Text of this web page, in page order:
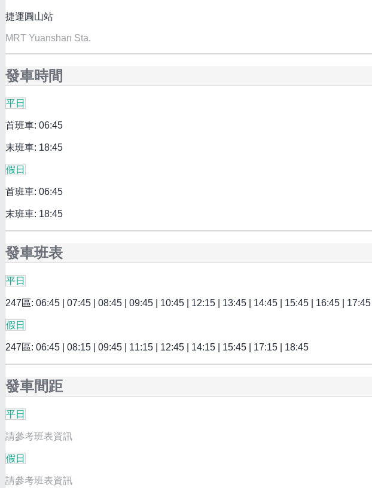
捷運圓山站
MRT Yuanshan Sta.
發車時間
平日
首班車: 06:45
末班車: 18:45
假日
首班車: 06:45
末班車: 18:45
發車班表
平日
247區: 06:45 | 07:45 | 08:45 | 09:45 | 10:45 | 12:15 | 13:45 | 14:45 | 15:45 | 16:45 |
假日
247區: 06:45 | 08:15 | 09:45 | 11:15 | 12:45 | 14:15 | 15:45 | 17:15 | 18:45
發車間距
平日
請參考班表資訊
假日
請參考班表資訊